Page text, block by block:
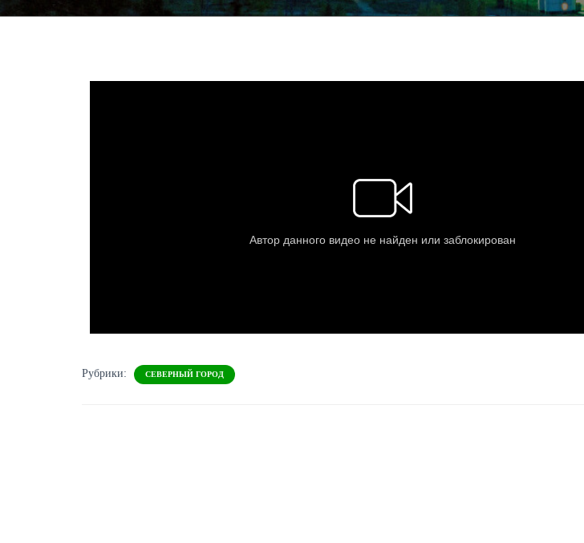
Рубрики: СЕВЕРНЫЙ ГОРОД